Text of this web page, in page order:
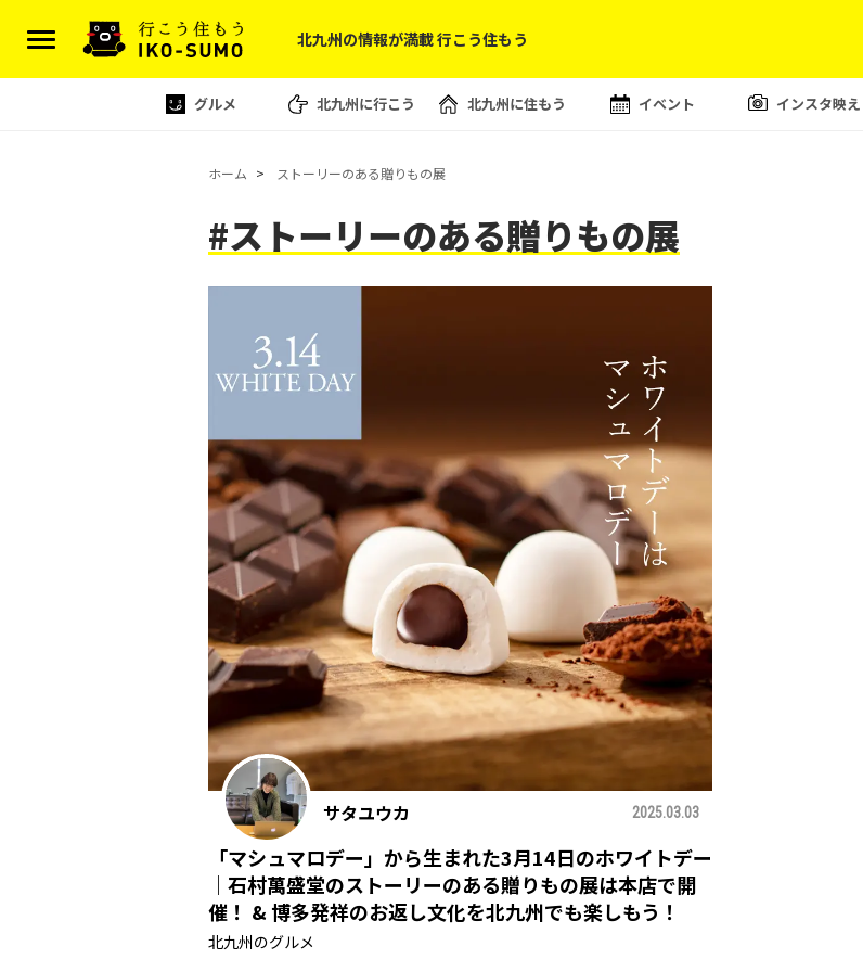
北九州の情報が満載 行こう住もう
グルメ 北九州に行こう 北九州に住もう イベント インスタ映え
ホーム ストーリーのある贈りもの展
#ストーリーのある贈りもの展
サタユウカ 2025.03.03
「マシュマロデー」から生まれた3月14日のホワイトデー
｜石村萬盛堂のストーリーのある贈りもの展は本店で開
催！ & 博多発祥のお返し文化を北九州でも楽しもう！
北九州のグルメ